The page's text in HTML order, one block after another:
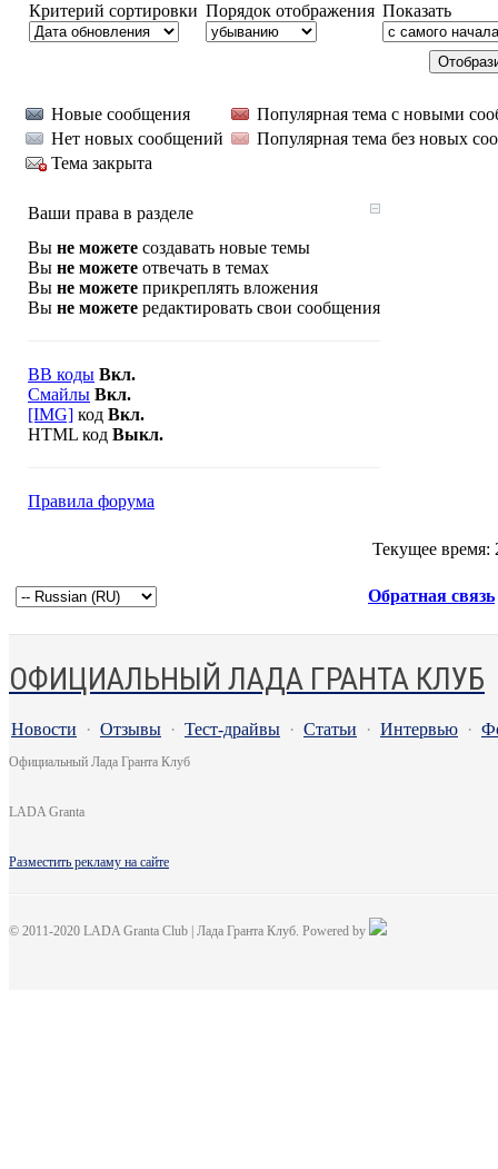
Критерий сортировки Порядок отображения Показать
Новые сообщения
Популярная тема с новыми
Нет новых сообщений
Популярная тема без новых
Тема закрыта
Ваши права в разделе
Вы не можете создавать новые темы
Вы не можете отвечать в темах
Вы не можете прикреплять вложения
Вы не можете редактировать свои сообщения
BB коды Вкл.
Смайлы Вкл.
[IMG] код Вкл.
HTML код Выкл.
Правила форума
Текущее время:
Обратная связь
ОФИЦИАЛЬНЫЙ ЛАДА ГРАНТА КЛУБ
Новости · Отзывы · Тест-драйвы · Статьи · Интервью ·
Официальный Лада Гранта Клуб
LADA Granta
Разместить рекламу на сайте
© 2011-2020 LADA Granta Club | Лада Гранта Клуб. Powered by